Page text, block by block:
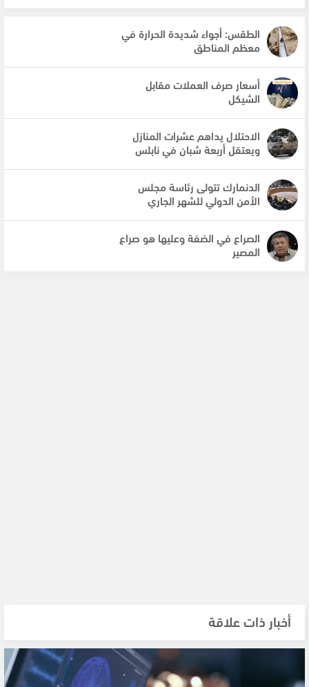
الطقس: أجواء شديدة الحرارة في
معظم المناطق
أسعار صرف العملات مقابل
الشيكل
الاحتلال يداهم عشرات المنازل
ويعتقل أربعة شبان في نابلس
الدنمارك تتولى رئاسة مجلس
الأمن الدولي للشهر الجاري
الصراع في الضفة وعليها هو صراع
المصير
أخبار ذات علاقة